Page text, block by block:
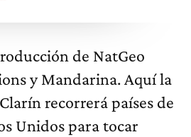
de NatGeo
y Mandarina. Aquí la
recorrerá países de
Unidos para tocar